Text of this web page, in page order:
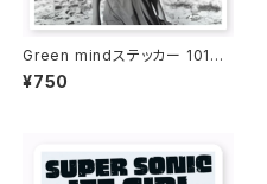
Green mindステッカー 1016-
231109048
¥750